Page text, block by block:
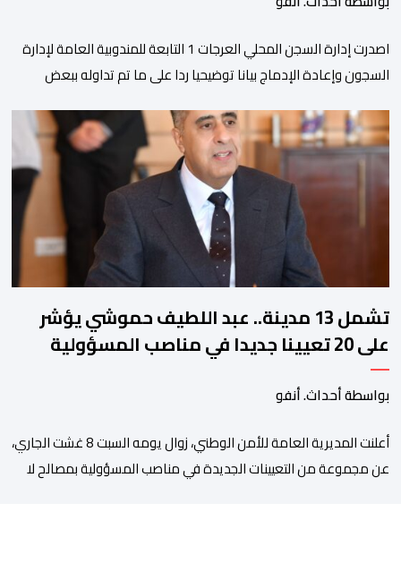
اصدرت إدارة السجن المحلي العرجات 1 التابعة للمندوبية العامة لإدارة
السجون وإعادة الإدماج بيانا توضيحيا ردا على ما تم تداوله ببعض
زيان، المعتقل بالمؤسسة ذاتها، وذلك لتنوير الرأي العام بالحقائق
والمعطيات الدقيقة.واوضحت إدارة المؤسسة السجنية أن المعني
بالأمر يستفيد منذ إيداعه من تتبع طبي منتظم ومستمر وفقا […]
تشمل 13 مدينة.. عبد اللطيف حموشي يؤشر
على 20 تعيينا جديدا في مناصب المسؤولية
بمصالح الأمن الوطني
بواسطة أحداث. أنفو
أعلنت المديرية العامة للأمن الوطني، زوال يومه السبت 8 غشت الجاري،
عن مجموعة من التعيينات الجديدة في مناصب المسؤولية بمصالح لا